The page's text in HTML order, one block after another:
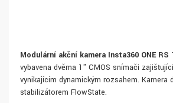
Modulární akční kamera Insta360 ONE RS
vybavena dvěma 1" CMOS snímači
vynikajícím dynamickým rozsahem. Kamera
stabilizátorem FlowState.